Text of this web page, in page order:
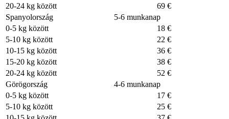
20-24 kg között
69 €
Spanyolország
5-6 munkanap
0-5 kg között
18 €
5-10 kg között
22 €
10-15 kg között
36 €
15-20 kg között
38 €
20-24 kg között
52 €
Görögország
4-6 munkanap
0-5 kg között
17 €
5-10 kg között
25 €